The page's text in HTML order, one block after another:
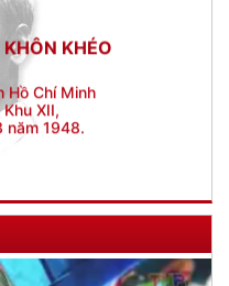
Hồ Chí Minh
XII,
năm 1948.